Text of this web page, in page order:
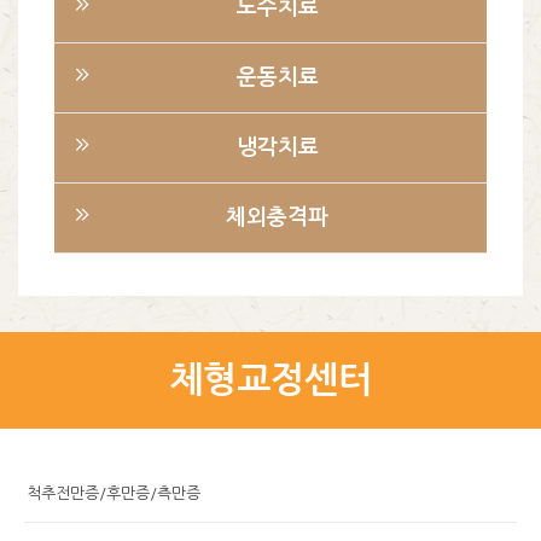
도수치료
운동치료
냉각치료
체외충격파
체형교정센터
척추전만증/후만증/측만증